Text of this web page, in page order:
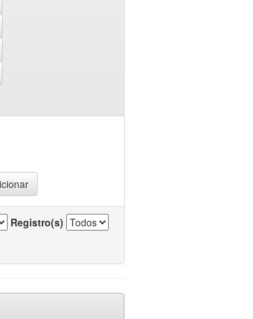
Registro(s)